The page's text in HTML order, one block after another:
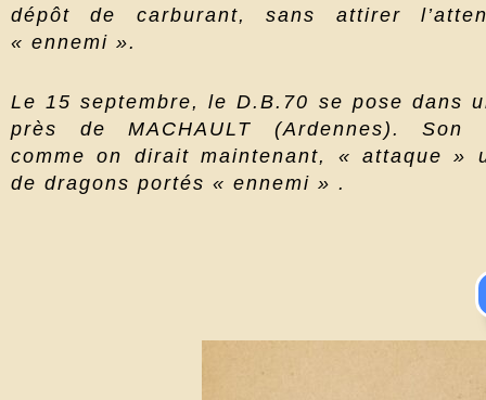
dépôt de carburant, sans attirer
« ennemi ».
Le 15 septembre, le D.B.70 se pose dans
près de MACHAULT (Ardennes). Son
comme on dirait maintenant, « attaque »
de dragons portés « ennemi » .